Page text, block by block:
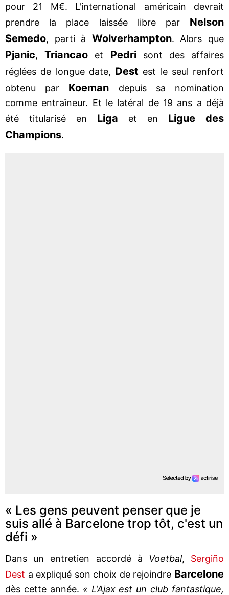
pour 21 M€. L'international américain devrait
prendre la place laissée libre par Nelson
Semedo, parti à Wolverhampton. Alors que
Pjanic,Triancao et Pedrisont des affaires
réglées de longue date, Dest est le seul renfort
obtenu par Koeman depuis sa nomination
comme entraîneur. Et le latéral de 19 ans a déjà
été titularisé en Liga et en Ligue des
Champions.
« Les gens peuvent penser que je
suis allé à Barcelone trop tôt, c'est un
défi »
Dans un entretien accordé à Voetbal, Sergiño
Dest a expliqué son choix de rejoindre Barcelone
dès cette année. « L'Ajax est un club fantastique,